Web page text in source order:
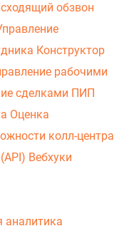
обзвон
Конструктор
рабочими
сделками ПИП
Оценка
колл-центра
Вебхуки
аналитика